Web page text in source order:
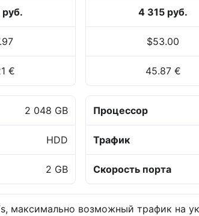
руб.
€
4 315 руб.
$53.00
45.87 €
2 048 GB
HDD
2 GB
Процессор
Трафик
Скорость порта
максимально возможный трафик на